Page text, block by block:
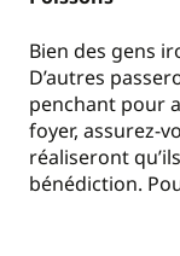
Bien des gens
D’autres
penchant pour
foyer, assurez-
réaliseront
bénédiction.